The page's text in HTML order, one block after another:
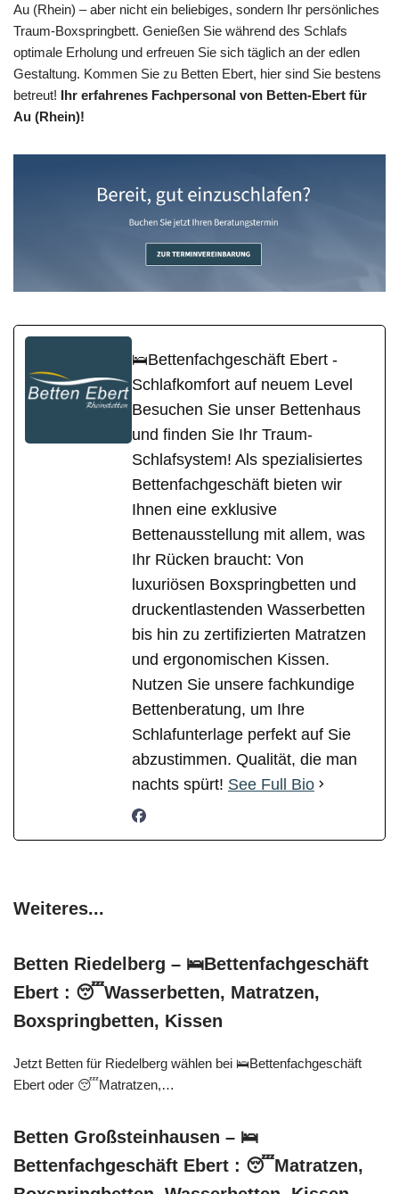
Au (Rhein) – aber nicht ein beliebiges, sondern Ihr persönliches
Traum-Boxspringbett. Genießen Sie während des Schlafs
optimale Erholung und erfreuen Sie sich täglich an der edlen
Gestaltung. Kommen Sie zu Betten Ebert, hier sind Sie bestens
betreut! Ihr erfahrenes Fachpersonal von Betten-Ebert für
Au (Rhein)!
🛌Bettenfachgeschäft Ebert -
Schlafkomfort auf neuem Level
Besuchen Sie unser Bettenhaus
und finden Sie Ihr Traum-
Schlafsystem! Als spezialisiertes
Bettenfachgeschäft bieten wir
Ihnen eine exklusive
Bettenausstellung mit allem, was
Ihr Rücken braucht: Von
luxuriösen Boxspringbetten und
druckentlastenden Wasserbetten
bis hin zu zertifizierten Matratzen
und ergonomischen Kissen.
Nutzen Sie unsere fachkundige
Bettenberatung, um Ihre
Schlafunterlage perfekt auf Sie
abzustimmen. Qualität, die man
nachts spürt! See Full Bio
Weiteres...
Betten Riedelberg – 🛌Bettenfachgeschäft
Ebert : 😴Wasserbetten, Matratzen,
Boxspringbetten, Kissen
Jetzt Betten für Riedelberg wählen bei 🛌Bettenfachgeschäft
Ebert oder 😴Matratzen,…
Betten Großsteinhausen – 🛌
Bettenfachgeschäft Ebert : 😴Matratzen,